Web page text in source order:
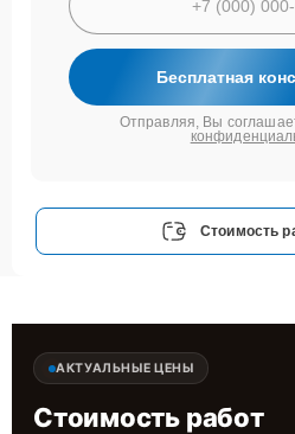
Бесплатная
Отправляя, Вы
Стоимость
АКТУАЛЬНЫЕ ЦЕНЫ
Стоимость работ